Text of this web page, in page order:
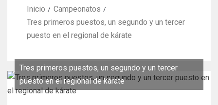
Inicio
Campeonatos
Tres primeros puestos, un segundo y un tercer
puesto en el regional de kárate
Tres primeros puestos, un segundo y un tercer
puesto en el regional de kárate